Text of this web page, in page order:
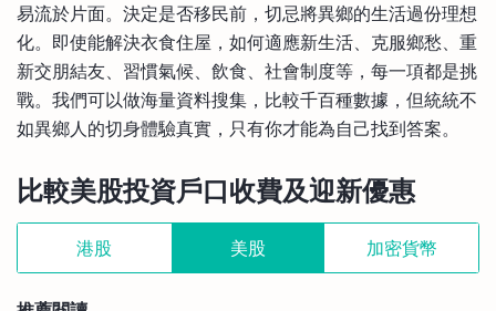
易流於片面。決定是否移民前，切忌將異鄉的生活過份理想
化。即使能解決衣食住屋，如何適應新生活、克服鄉愁、重
新交朋結友、習慣氣候、飲食、社會制度等，每一項都是挑
戰。我們可以做海量資料搜集，比較千百種數據，但統統不
如異鄉人的切身體驗真實，只有你才能為自己找到答案。
比較美股投資戶口收費及迎新優惠
港股 美股 加密貨幣